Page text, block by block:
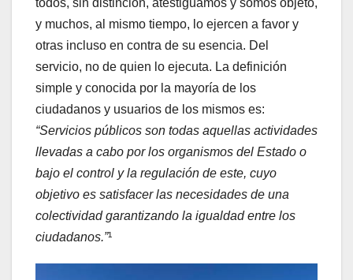
todos, sin distinción, atestiguamos y somos objeto,
y muchos, al mismo tiempo, lo ejercen a favor y
otras incluso en contra de su esencia. Del
servicio, no de quien lo ejecuta. La definición
simple y conocida por la mayoría de los
ciudadanos y usuarios de los mismos es:
“Servicios públicos son todas aquellas actividades
llevadas a cabo por los organismos del Estado o
bajo el control y la regulación de este, cuyo
objetivo es satisfacer las necesidades de una
colectividad garantizando la igualdad entre los
ciudadanos.”¹